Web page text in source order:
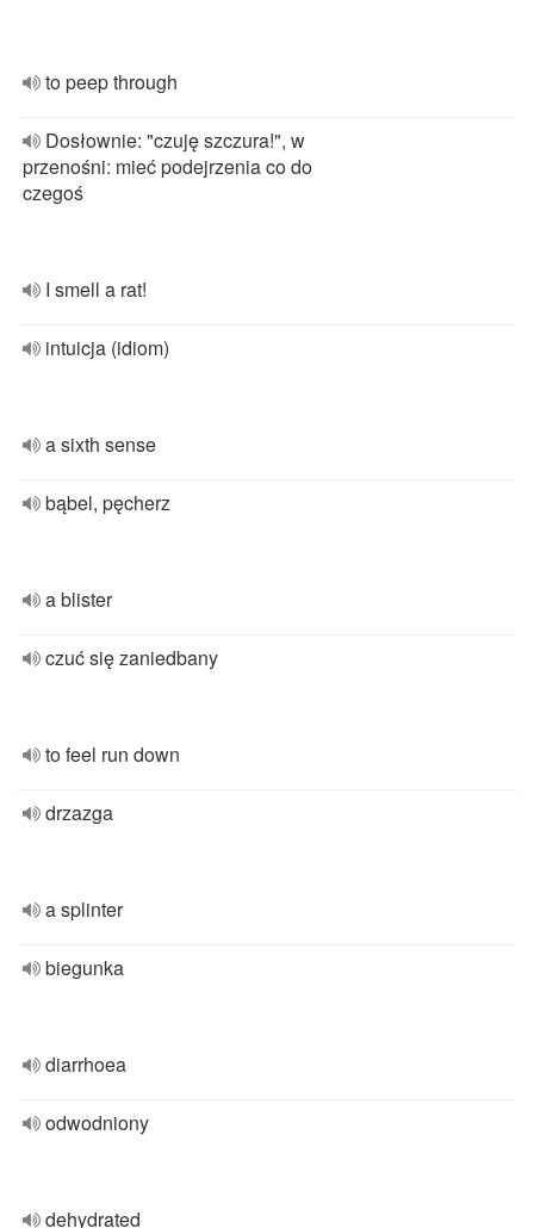
to peep through
Dosłownie: "czuję szczura!", w
przenośni: mieć podejrzenia co do
czegoś
I smell a rat!
intuicja (idiom)
a sixth sense
bąbel, pęcherz
a blister
czuć się zaniedbany
to feel run down
drzazga
a splinter
biegunka
diarrhoea
odwodniony
dehydrated